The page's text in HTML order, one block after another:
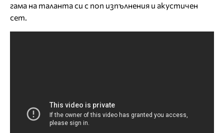
гама на таланта си с поп изпълнения и акустичен
сет.